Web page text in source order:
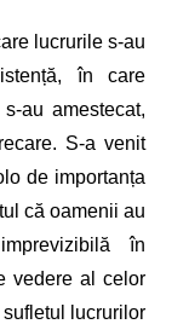
lucrurile s-au
în care
au amestecat,
S-a venit
de importanța
că oamenii au
în
vedere al celor
lucrurilor